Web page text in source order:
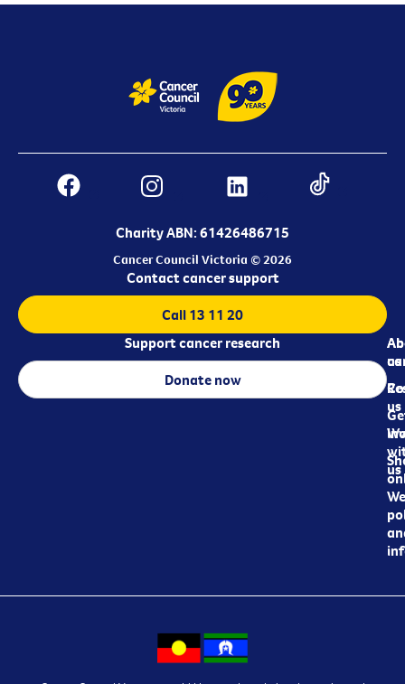
Charity ABN: 61426486715
Cancer Council Victoria © 2026
us
us
us
Contact cancer support
Call 13 11 20
Support cancer research
Donate now